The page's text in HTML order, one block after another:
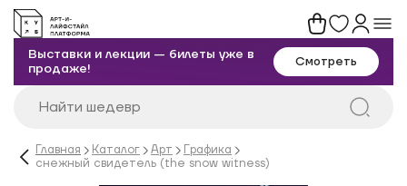
Выставки и лекции — билеты уже в
продаже!
Смотреть
Главная Каталог Арт
Графика
снежный свидетель (the snow witness)